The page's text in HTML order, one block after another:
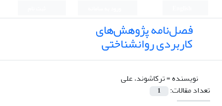
فصل‌نامه پژوهش‌های
کاربردی روانشناختی
نویسنده =ترکاشوند، علی
تعداد مقالات:
1